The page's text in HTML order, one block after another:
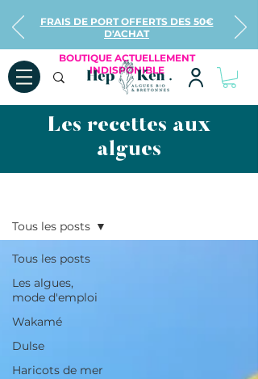
FRAIS DE PORT OFFERTS DES 50€
D'ACHAT
BOUTIQUE ACTUELLEMENT
INDISPONIBLE
Les recettes aux
algues
Tous les posts
Les algues,
mode d'emploi
Wakamé
Dulse
Haricots de mer
Tous les posts